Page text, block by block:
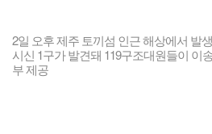
2일 오후 제주 토끼섬 인근 해상에서 발
시신 1구가 발견돼 119구조대원들이 이
부 제공